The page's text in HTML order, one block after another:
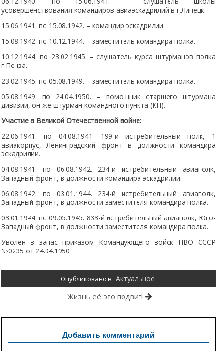
усовершенствования командиров авиаэскадрилий в г.Липецк.
15.06.1941. по 15.08.1942. – командир эскадрилии.
15.08.1942. по 10.12.1944. – заместитель командира полка.
10.12.1944. по 23.02.1945. – слушатель курса штурманов полка
г.Пенза.
23.02.1945. по 05.08.1949. – заместитель командира полка.
05.08.1949. по 24.04.1950. – помощник старшего штурмана
дивизии, он же штурман командного пункта (КП).
Участие в Великой Отечественной войне:
22.06.1941. по 04.08.1941. 199-й истребительный полк, 1
авиакорпус, Ленинградский фронт в должности командира
эскадрилии.
04.08.1941. по 06.08.1942. 234-й истребительный авиаполк,
Западный фронт, в должности командира эскадрилии.
06.08.1942. по 03.01.1944. 234-й истребительный авиаполк,
Западный фронт, в должности заместителя командира полка.
03.01.1944. по 09.05.1945. 833-й истребительный авиаполк, Юго-
Западный фронт, в должности заместителя командира полка.
Уволен в запас приказом Командующего войск ПВО СССР
№0235 от 24.04.1950
Опубликовано в Актуальное
по
записям
Жизнь её это подвиг!
Добавить комментарий